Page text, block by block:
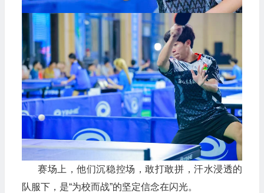
赛场上，他们沉稳控场，敢打敢拼，汗水浸透的
队服下，是“为校而战”的坚定信念在闪光。